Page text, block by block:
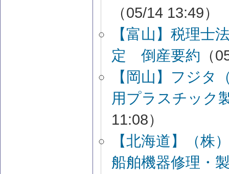
（05/14 13:49）
【富山】税理士
定 倒産要約 （
【岡山】フジ
用プラスチック
11:08）
【北海道】（
船舶機器修理・